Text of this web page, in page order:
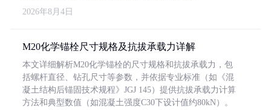
2026年8月4日
M20化学锚栓尺寸规格及抗拔承载力详解
本文详细解析M20化学锚栓的尺寸规格和抗拔承载力，包
括螺杆直径、钻孔尺寸等参数，并依据专业标准（如《混
凝土结构后锚固技术规程》JGJ 145）提供抗拔承载力计算
方法和典型数值（如混凝土强度C30下设计值约80kN）。